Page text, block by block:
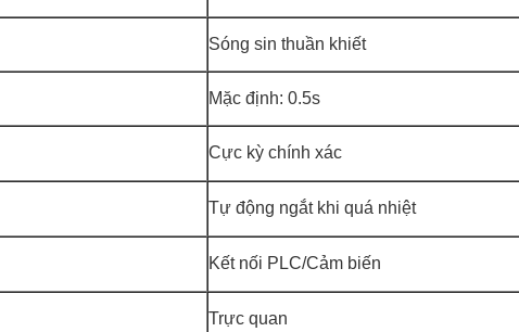
Sóng sin thuần khiết
Mặc định: 0.5s
Cực kỳ chính xác
Tự động ngắt khi quá nhiệt
Kết nối PLC/Cảm biến
Trực quan